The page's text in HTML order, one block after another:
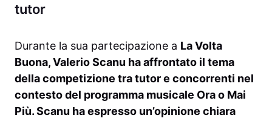
tutor
Durante la sua partecipazione a La Volta
Buona,Valerio Scanu ha affrontato il tema
della competizione tra tutor e concorrenti nel
contesto del programma musicale Ora o Mai
Più. Scanu ha espresso un’opinione chiara